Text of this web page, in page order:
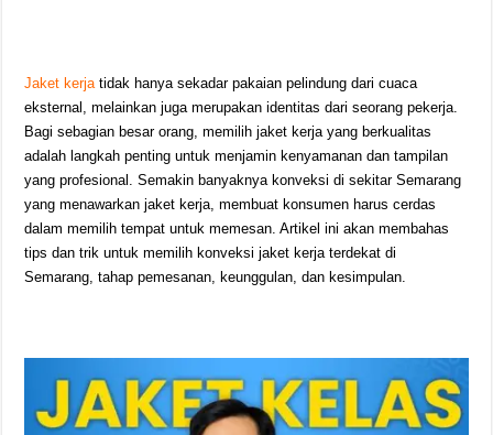
Jaket kerjatidak hanya sekadar pakaian pelindung dari cuaca
eksternal, melainkan juga merupakan identitas dari seorang pekerja.
Bagi sebagian besar orang, memilih jaket kerja yang berkualitas
adalah langkah penting untuk menjamin kenyamanan dan tampilan
yang profesional. Semakin banyaknya konveksi di sekitar Semarang
yang menawarkan jaket kerja, membuat konsumen harus cerdas
dalam memilih tempat untuk memesan. Artikel ini akan membahas
tips dan trik untuk memilih konveksi jaket kerja terdekat di
Semarang, tahap pemesanan, keunggulan, dan kesimpulan.